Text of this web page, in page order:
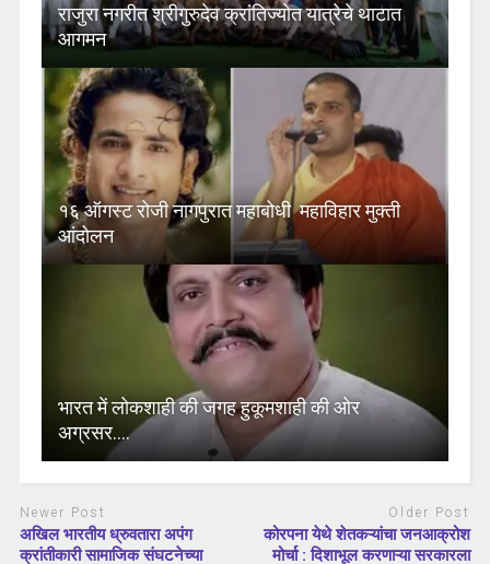
राजुरा नगरीत श्रीगुरुदेव क्रांतिज्योत यात्रेचे थाटात
आगमन
१६ ऑगस्ट रोजी नागपुरात महाबोधी महाविहार मुक्ती
आंदोलन
भारत में लोकशाही की जगह हुकूमशाही की ओर
अग्रसर….
Newer Post
अखिल भारतीय ध्रुवतारा अपंग
क्रांतीकारी सामाजिक संघटनेच्या
Older Post
कोरपना येथे शेतकऱ्यांचा जनआक्रोश
मोर्चा : दिशाभूल करणाऱ्या सरकारला